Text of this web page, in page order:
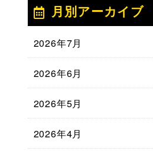
月別アーカイブ
2026年7月
2026年6月
2026年5月
2026年4月